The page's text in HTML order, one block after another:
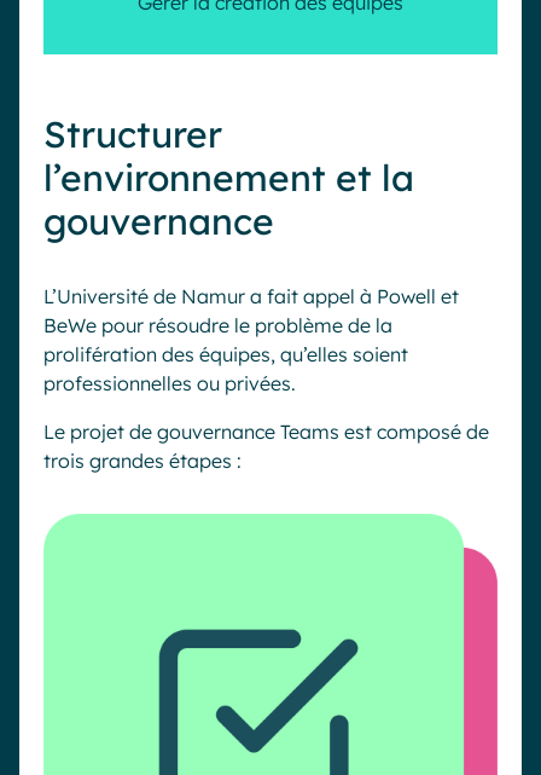
Structurer
l’environnement et la
gouvernance
L’Université de Namur a fait appel à Powell et
BeWe pour résoudre le problème de la
prolifération des équipes, qu’elles soient
professionnelles ou privées.
Le projet de gouvernance Teams est composé de
trois grandes étapes :